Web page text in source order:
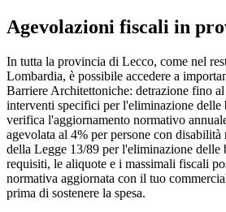
Agevolazioni fiscali in
In tutta la provincia di Lecco, come nel
Lombardia, è possibile accedere a
Barriere Architettoniche: detrazione fino
interventi specifici per l'eliminazione delle
verifica l'aggiornamento normativo
agevolata al 4% per persone con
della Legge 13/89 per l'eliminazione delle
requisiti, le aliquote e i massimali fiscali
normativa aggiornata con il tuo
prima di sostenere la spesa.